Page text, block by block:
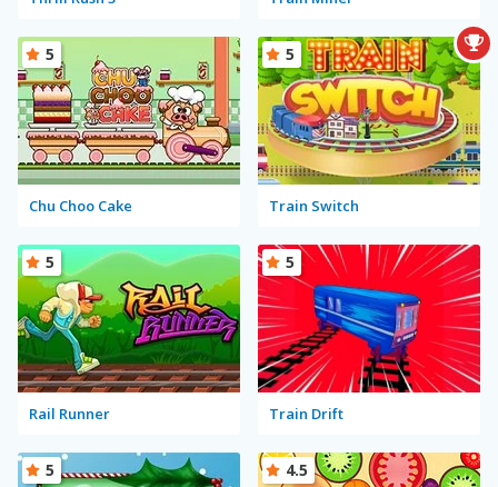
Chu Choo Cake
5
Train Switch
5
Rail Runner
5
Train Drift
5
5 4.5